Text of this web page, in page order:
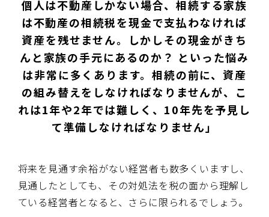
個人は不動産しかない場合、相続する家族
は不動産の相続税を現金で支払わなければ
資産を残せません。しかしその現金がきち
んと家族の手元にあるのか？ といった悩み
は非常に多くあります。相続の前に、資産
の組み替えをしなければなりませんが、こ
れは1年や2年では難しく、10年先を予見し
て準備しなければなりません」
将来を見通す余裕がない経営者も数多くいますし、
見通したとしても、その対処法を税の面から理解し
ている経営者となると、さらに限られるでしょう。